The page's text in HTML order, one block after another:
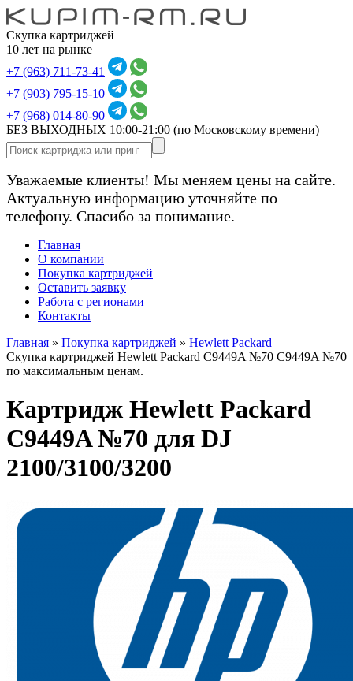
Скупка картриджей
10 лет на рынке
+7 (963) 711-73-41
+7 (903) 795-15-10
+7 (968) 014-80-90
БЕЗ ВЫХОДНЫХ 10:00-21:00 (по Московскому времени)
Уважаемые клиенты! Мы меняем цены на сайте.
Актуальную информацию уточняйте по
телефону. Спасибо за понимание.
Главная
О компании
Покупка картриджей
Оставить заявку
Работа с регионами
Контакты
Главная » Покупка картриджей » Hewlett Packard
Скупка картриджей Hewlett Packard C9449A №70 C9449A №70
по максимальным ценам.
Картридж Hewlett Packard
C9449A №70 для DJ
2100/3100/3200